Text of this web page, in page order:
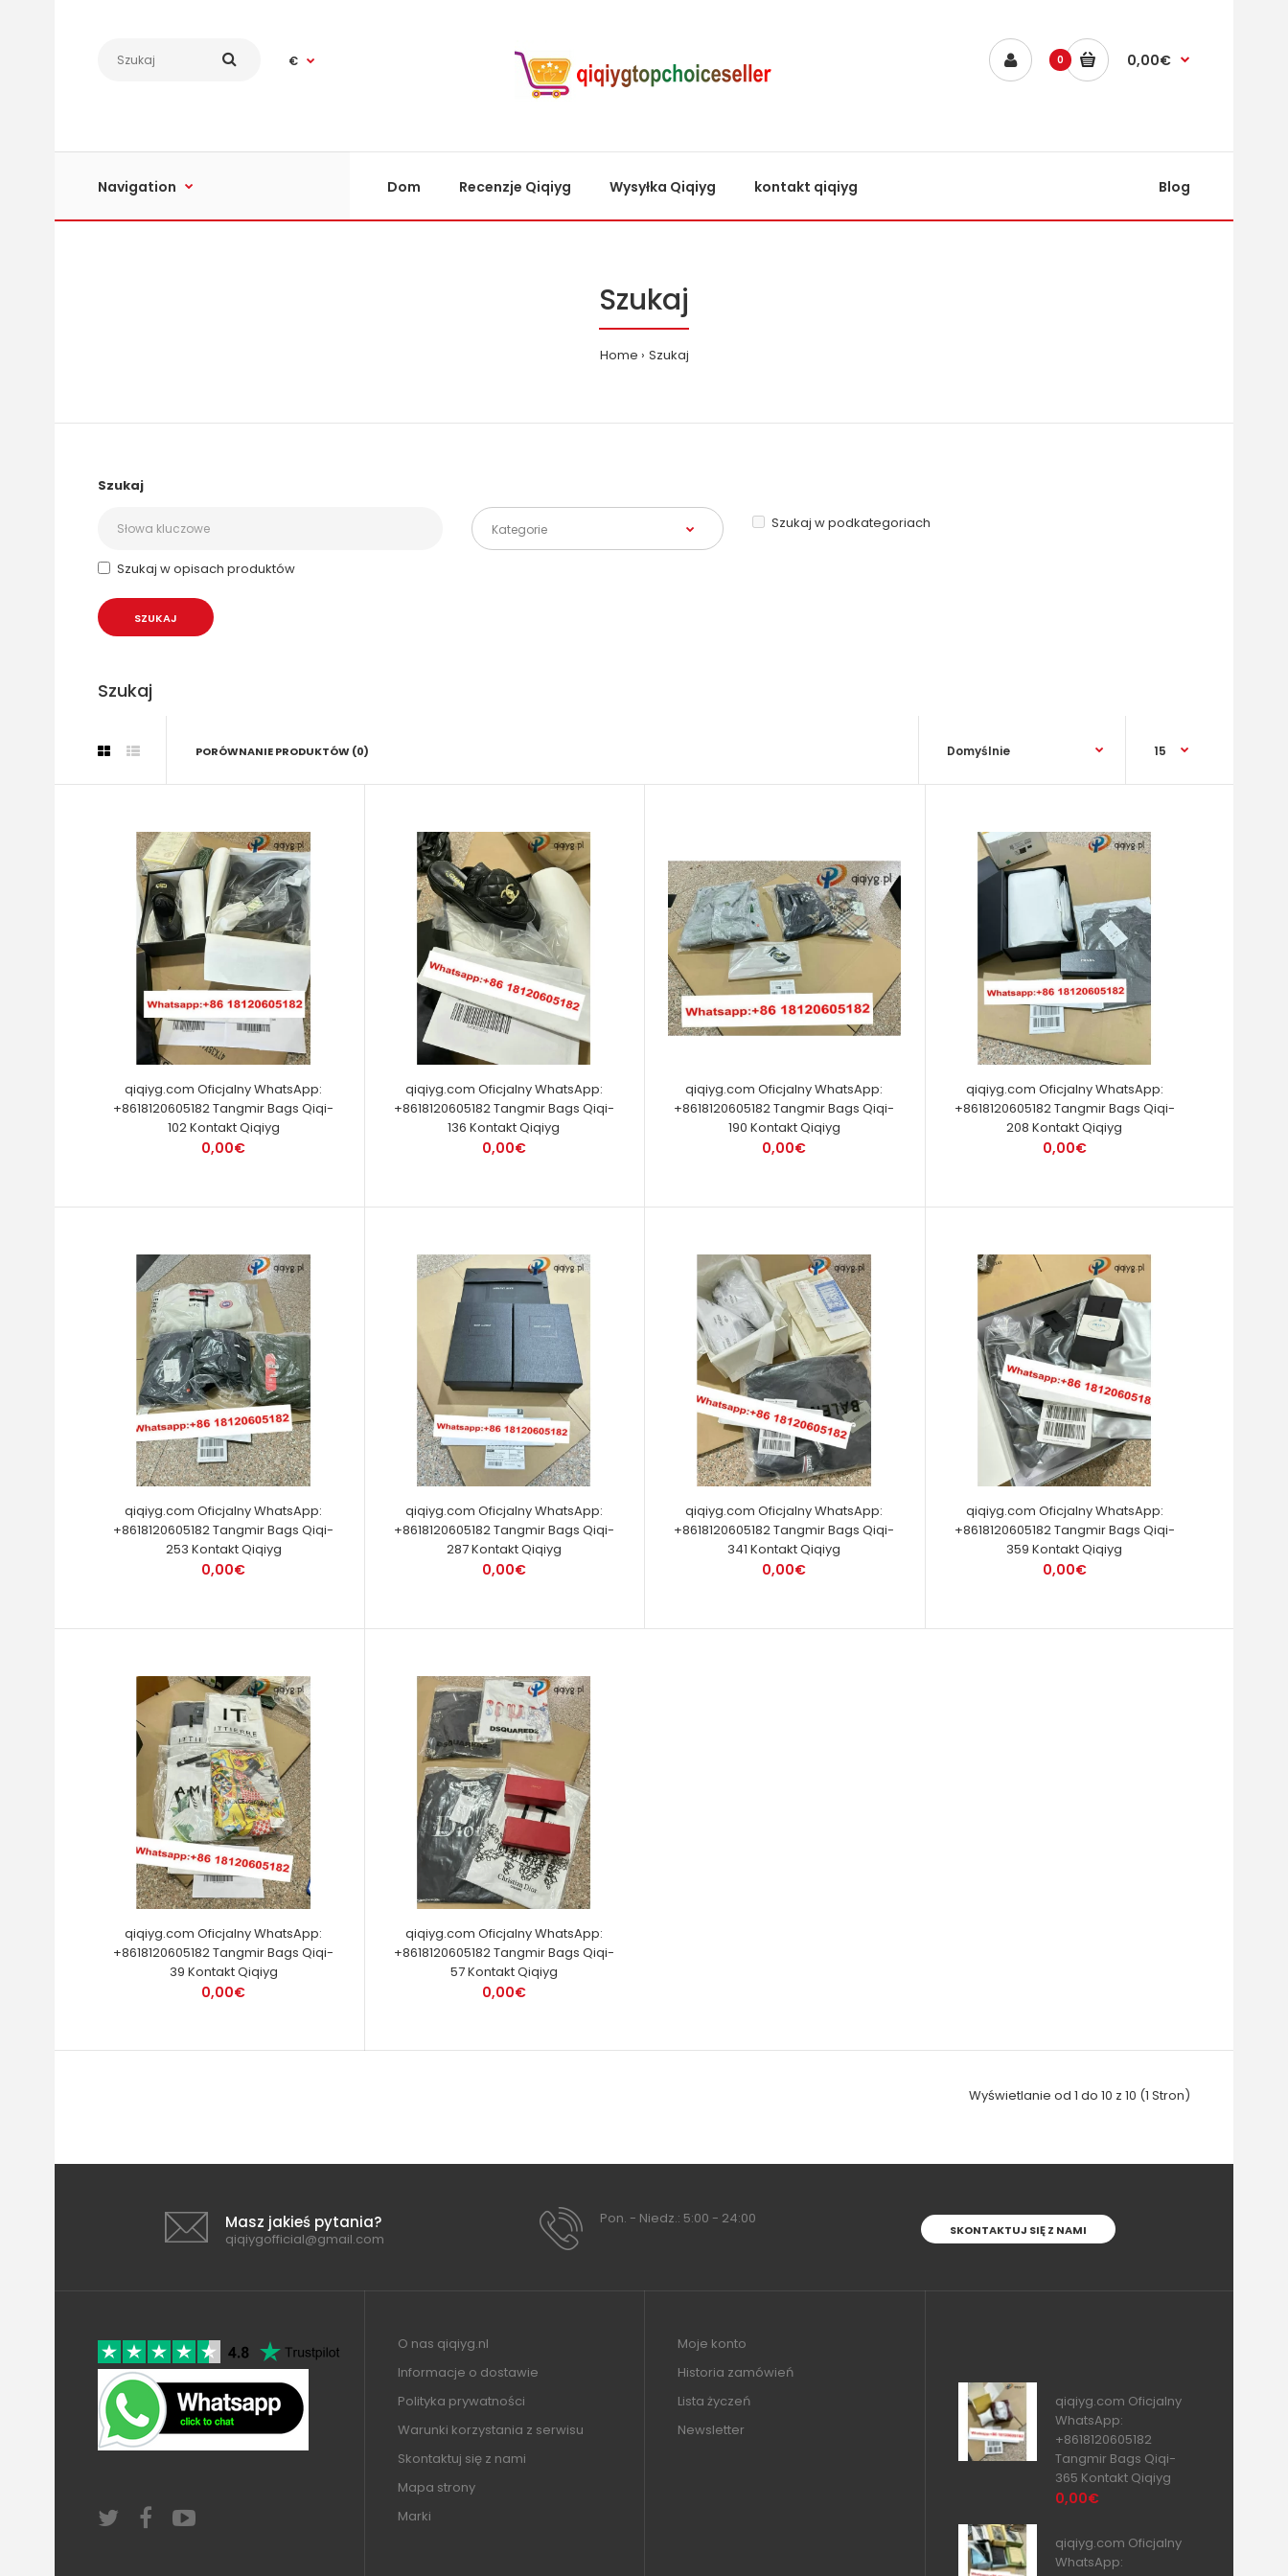
€ 0 0,00€
Navigation Dom Recenzje Qiqiyg Wysyłka Qiqiyg kontakt qiqiyg Blog
Szukaj
Home Szukaj
Szukaj
Szukaj w podkategoriach
Szukaj w opisach produktów
Szukaj
PORÓWNANIE PRODUKTÓW (0)
qiqiyg.com Oficjalny WhatsApp:
+8618120605182 Tangmir Bags Qiqi-
102 Kontakt Qiqiyg
0,00€
qiqiyg.com Oficjalny WhatsApp:
+8618120605182 Tangmir Bags Qiqi-
136 Kontakt Qiqiyg
0,00€
qiqiyg.com Oficjalny WhatsApp:
+8618120605182 Tangmir Bags Qiqi-
190 Kontakt Qiqiyg
0,00€
qiqiyg.com Oficjalny WhatsApp:
+8618120605182 Tangmir Bags Qiqi-
208 Kontakt Qiqiyg
0,00€
qiqiyg.com Oficjalny WhatsApp:
+8618120605182 Tangmir Bags Qiqi-
253 Kontakt Qiqiyg
0,00€
qiqiyg.com Oficjalny WhatsApp:
+8618120605182 Tangmir Bags Qiqi-
287 Kontakt Qiqiyg
0,00€
qiqiyg.com Oficjalny WhatsApp:
+8618120605182 Tangmir Bags Qiqi-
341 Kontakt Qiqiyg
0,00€
qiqiyg.com Oficjalny WhatsApp:
+8618120605182 Tangmir Bags Qiqi-
359 Kontakt Qiqiyg
0,00€
qiqiyg.com Oficjalny WhatsApp:
+8618120605182 Tangmir Bags Qiqi-
39 Kontakt Qiqiyg
0,00€
qiqiyg.com Oficjalny WhatsApp:
+8618120605182 Tangmir Bags Qiqi-
57 Kontakt Qiqiyg
0,00€
Wyświetlanie od 1 do 10 z 10 (1 Stron)
Masz jakieś pytania?
qiqiygofficial@gmail.com
Pon. - Niedz.: 5:00 - 24:00
SKONTAKTUJ SIĘ Z NAMI
O nas qiqiyg.nl
Informacje o dostawie
Polityka prywatności
Warunki korzystania z serwisu
Skontaktuj się z nami
Mapa strony
Marki
Moje konto
Historia zamówień
Lista życzeń
Newsletter
qiqiyg.com Oficjalny
WhatsApp:
+8618120605182
Tangmir Bags Qiqi-
365 Kontakt Qiqiyg
0,00€
qiqiyg.com Oficjalny
WhatsApp: